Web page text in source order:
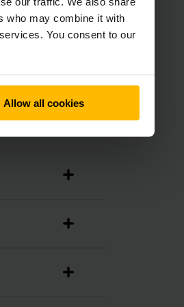
who may combine it with
You consent to our
Allow all cookies